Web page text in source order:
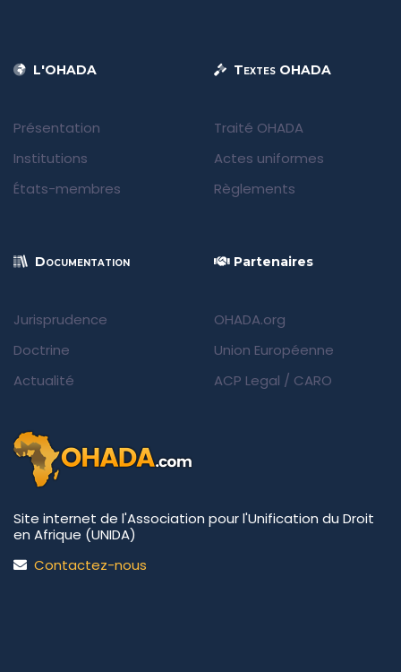
L'OHADA
Présentation
Institutions
États-membres
Textes OHADA
Traité OHADA
Actes uniformes
Règlements
Documentation
Jurisprudence
Doctrine
Actualité
Partenaires
OHADA.org
Union Européenne
ACP Legal / CARO
Site internet de l'Association pour l'Unification du Droit
en Afrique (UNIDA)
Contactez-nous